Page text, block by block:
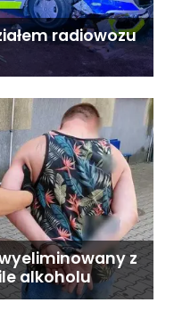
radiowozu
z
alkoholu